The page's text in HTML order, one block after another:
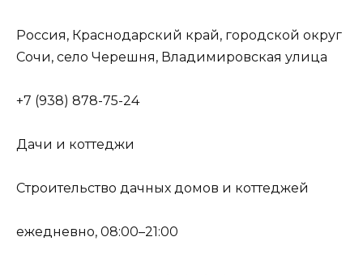
Россия, Краснодарский край, городской округ
Сочи, село Черешня, Владимировская улица
+7 (938) 878-75-24
Дачи и коттеджи
Строительство дачных домов и коттеджей
ежедневно, 08:00–21:00